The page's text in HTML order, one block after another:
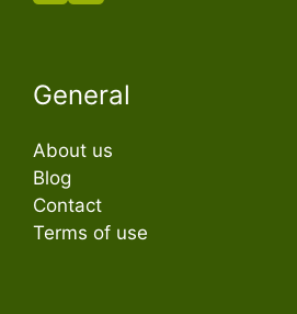
General
About us
Blog
Contact
Terms of use